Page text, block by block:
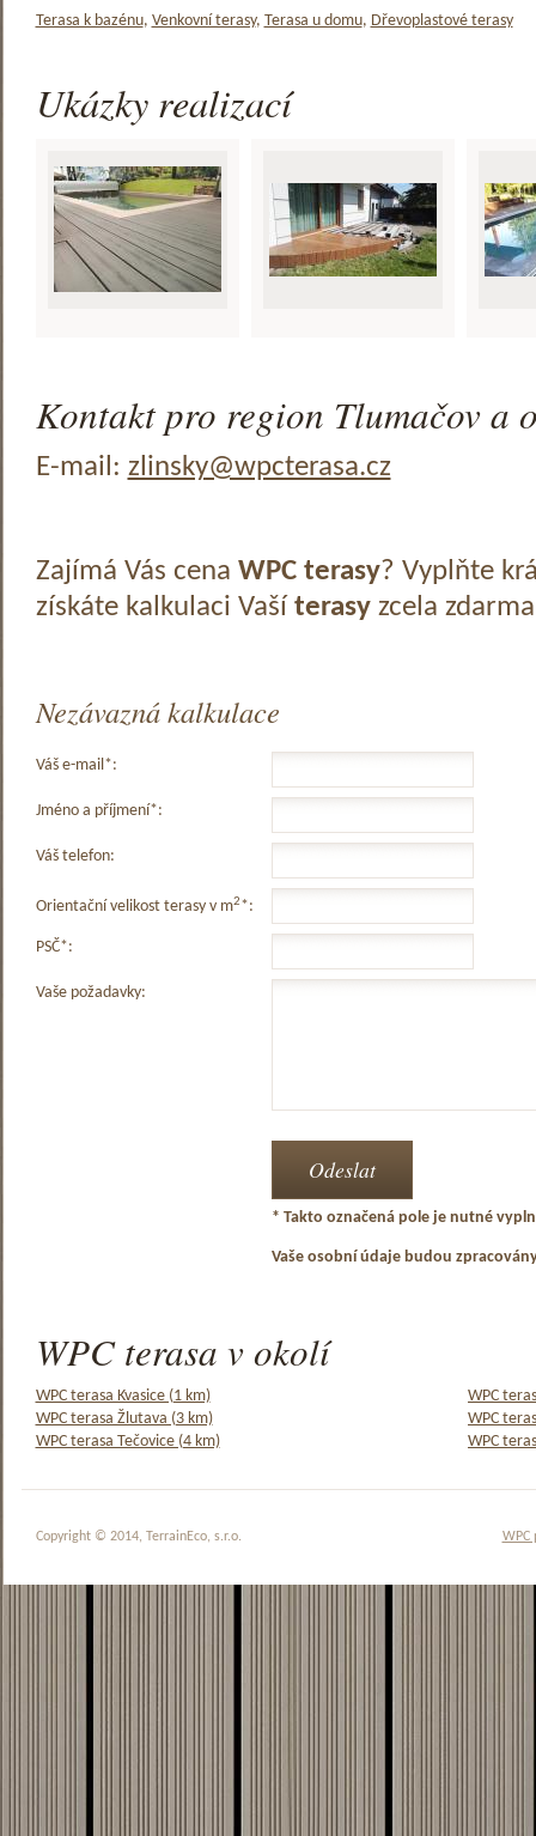
Terasa k bazénu, Venkovní terasy, Terasa u domu, Dřevoplastové terasy
Ukázky realizací
Kontakt pro region Tlumačov a
E-mail: zlinsky@wpcterasa.cz
Zajímá Vás cena WPC terasy? Vyplňte
získáte kalkulaci Vaší terasyzcela
Nezávazná kalkulace
Váš e-mail*:
Jméno a příjmení*:
Váš telefon:
Orientační velikost terasy v m2*:
PSČ*:
Vaše požadavky:
* Takto označená pole je nutné
Vaše osobní údaje budou
WPC terasa v okolí
WPC terasa Kvasice (1 km)
WPC
WPC terasa Žlutava (3 km)
WPC
WPC terasa Tečovice (4 km)
WPC
WPC
Copyright © 2014, TerrainEco, s.r.o.